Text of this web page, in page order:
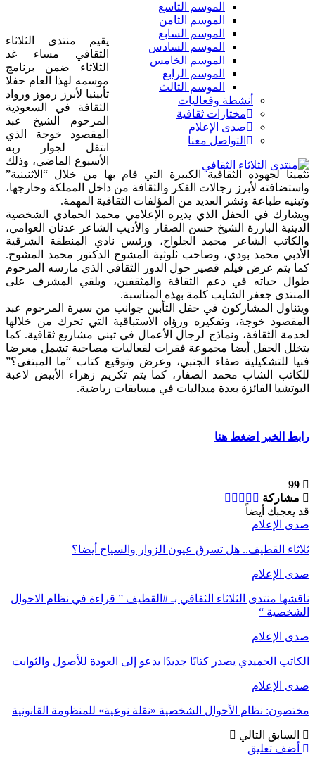
الموسم التاسع
الموسم الثامن
الموسم السابع
الموسم السادس
الموسم الخامس
الموسم الرابع
الموسم الثالث
أنشطة وفعاليات
مختارات ثقافية
صدى الإعلام
التواصل معنا
يقيم منتدى الثلاثاء
الثقافي مساء غد
الثلاثاء ضمن برنامج
موسمه لهذا العام حفلا
تأبينيا لأبرز رموز ورواد
الثقافة في السعودية
المرحوم الشيخ عبد
المقصود خوجة الذي
انتقل لجوار ربه
الأسبوع الماضي، وذلك
تثمينا لجهوده الثقافية الكبيرة التي قام بها من خلال “الاثنينية”
واستضافته لأبرز رجالات الفكر والثقافة من داخل المملكة وخارجها،
وتبنيه طباعة ونشر العديد من المؤلفات الثقافية المهمة.
ويشارك في الحفل الذي يديره الإعلامي محمد الحمادي الشخصية
الدينية البارزة الشيخ حسن الصفار والأديب الشاعر عدنان العوامي،
والكاتب الشاعر محمد الجلواح، ورئيس نادي المنطقة الشرقية
الأدبي محمد بودي، وصاحب ثلوثية المشوح الدكتور محمد المشوح.
كما يتم عرض فيلم قصير حول الدور الثقافي الذي مارسه المرحوم
طوال حياته في دعم الثقافة والمثقفين، ويلقي المشرف على
المنتدى جعفر الشايب كلمة بهذه المناسبة.
ويتناول المشاركون في حفل التأبين جوانب من سيرة المرحوم عبد
المقصود خوجة، وتفكيره ورؤاه الاستباقية التي تحرك من خلالها
لخدمة الثقافة، ونماذج لرجال الأعمال في تبني مشاريع ثقافية. كما
يتخلل الحفل أيضا مجموعة فقرات لفعاليات مصاحبة تشمل معرضا
فنيا للتشكيلية صفاء الجنبي، وعرض وتوقيع كتاب “ما المبتغى؟”
للكاتب الشاب محمد الصفار، كما يتم تكريم زهراء الأبيض لاعبة
البوتشيا الفائزة بعدة ميداليات في مسابقات رياضية.
رابط الخبر اضغط هنا
99
مشاركة
قد يعجبك أيضاً
صدى الإعلام
ثلاثاء القطيف.. هل تسرق عيون الزوار والسياح أيضا؟
صدى الإعلام
ناقشها منتدى الثلاثاء الثقافي بـ #القطيف ” قراءة في نظام الاحوال
الشخصية “
صدى الإعلام
الكاتب الحميدي يصدر كتابًا جديدًا يدعو إلى العودة للأصول والثوابت
صدى الإعلام
مختصون: نظام الأحوال الشخصية «نقلة نوعية» للمنظومة القانونية
السابق التالي
أضف تعليق